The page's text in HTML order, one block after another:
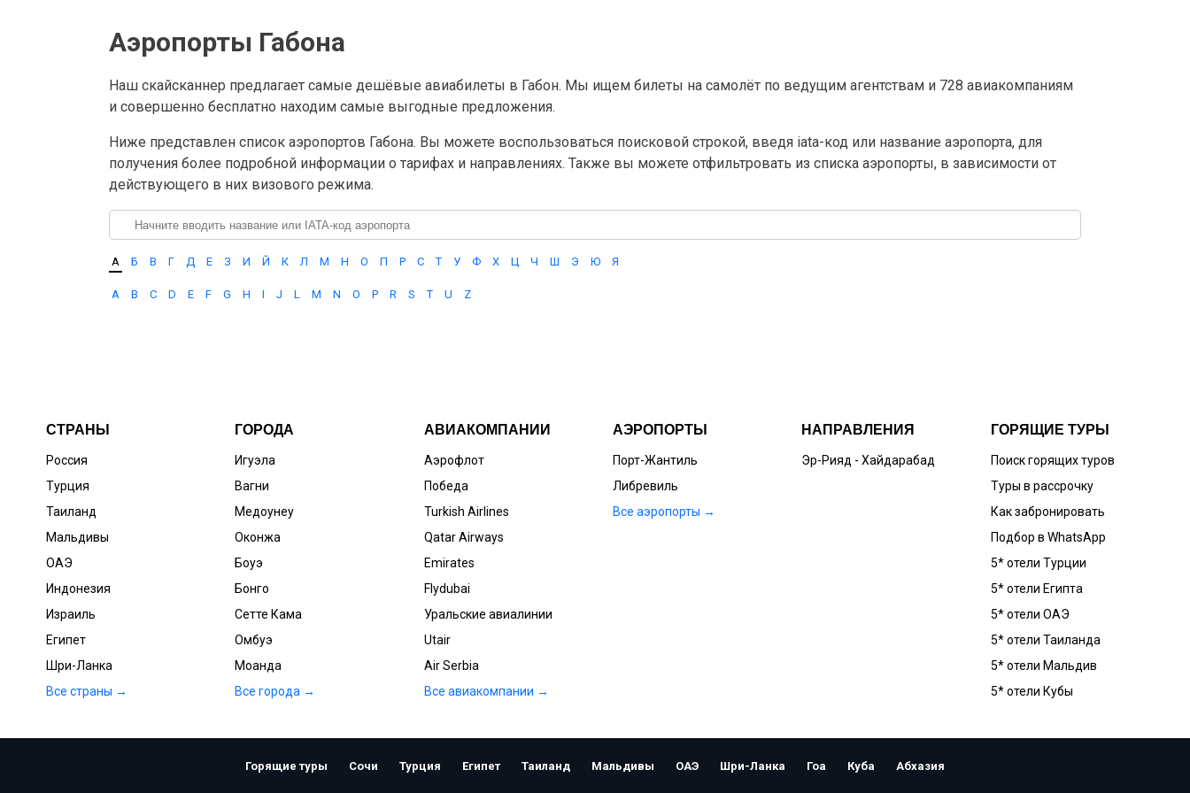
Аэропорты Габона
Наш скайсканнер предлагает самые дешёвые авиабилеты в Габон. Мы ищем билеты на самолёт по ведущим агентствам и 728 авиакомпаниям
и совершенно бесплатно находим самые выгодные предложения.
Ниже представлен список аэропортов Габона. Вы можете воспользоваться поисковой строкой, введя iata-код или название аэропорта, для
получения более подробной информации о тарифах и направлениях. Также вы можете отфильтровать из списка аэропорты, в зависимости от
действующего в них визового режима.
А Б В Г Д Е З И Й К Л М Н О П Р С Т У Ф Х Ц Ч Ш Э Ю Я
A B C D E F G H I J L M N O P R S T U Z
СТРАНЫ
Россия
Турция
Таиланд
Мальдивы
ОАЭ
Индонезия
Израиль
Египет
Шри-Ланка
Все страны →
ГОРОДА
Игуэла
Вагни
Медоунеу
Оконжа
Боуэ
Бонго
Сетте Кама
Омбуэ
Моанда
Все города →
АВИАКОМПАНИИ
Аэрофлот
Победа
Turkish Airlines
Qatar Airways
Emirates
Flydubai
Уральские авиалинии
Utair
Air Serbia
Все авиакомпании →
АЭРОПОРТЫ
Порт-Жантиль
Либревиль
Все аэропорты →
НАПРАВЛЕНИЯ
Эр-Рияд - Хайдарабад
ГОРЯЩИЕ ТУРЫ
Поиск горящих туров
Туры в рассрочку
Как забронировать
Подбор в WhatsApp
5* отели Турции
5* отели Египта
5* отели ОАЭ
5* отели Таиланда
5* отели Мальдив
5* отели Кубы
Горящие туры Сочи Турция Египет Таиланд Мальдивы ОАЭ Шри-Ланка Гоа Куба Абхазия